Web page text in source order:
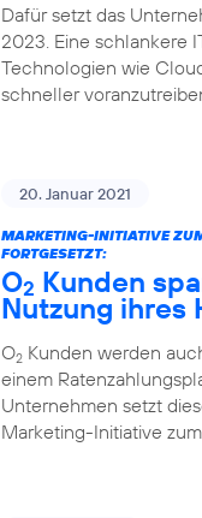
Dafür setzt das
2023. Eine schlankere
Technologien wie
schneller
20. Januar 2021
MARKETING-INITIATIVE
FORTGESETZT:
O2 Kunden
Nutzung ihres
O2 Kunden werden
einem
Unternehmen setzt
Marketing-Initiative